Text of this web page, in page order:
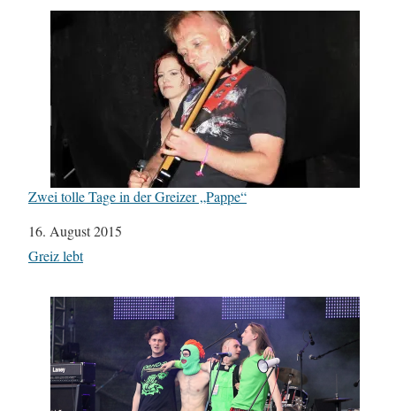
Zwei tolle Tage in der Greizer „Pappe“
Datum
16. August 2015
In Bezug auf
Greiz lebt